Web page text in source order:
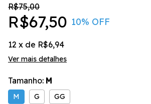
R$75,00
R$67,50 10% OFF
12 x de R$6,94
Ver mais detalhes
Tamanho: M
M G GG